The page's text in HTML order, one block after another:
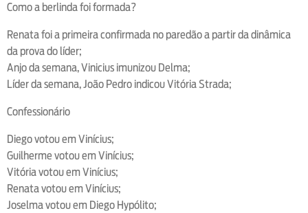
Como a berlinda foi formada?
Renata foi a primeira confirmada no paredão a partir da dinâmica
da prova do líder;
Anjo da semana, Vinicius imunizou Delma;
Líder da semana, João Pedro indicou Vitória Strada;
Confessionário
Diego votou em Vinícius;
Guilherme votou em Vinícius;
Vitória votou em Vinícius;
Renata votou em Vinícius;
Joselma votou em Diego Hypólito;